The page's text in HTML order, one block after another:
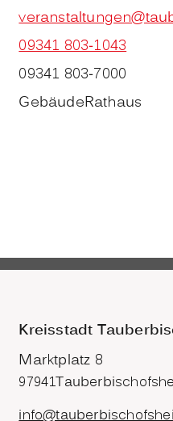
09341 803-1043
09341 803-7000
GebäudeRathaus
Kreisstadt
Marktplatz 8
97941